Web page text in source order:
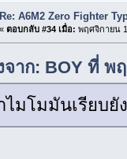
Re: A6M2 Zero Fighter
« ตอบกลับ #34 เมื่อ: พฤศจิกายน
จาก: BOY ที่ พ
ไมโมมันเรียบยั